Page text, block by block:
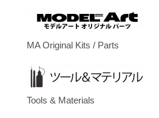
MA Original Kits / Parts
Tools & Materials